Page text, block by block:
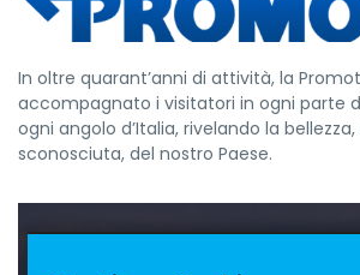
In oltre quarant’anni di attività, la
accompagnato i visitatori in ogni parte
ogni angolo d’Italia, rivelando la bellezza,
sconosciuta, del nostro Paese.